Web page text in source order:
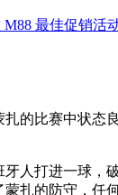
最佳促销活
的比赛中状态
牙人打进一球，
蒙扎的防守，任